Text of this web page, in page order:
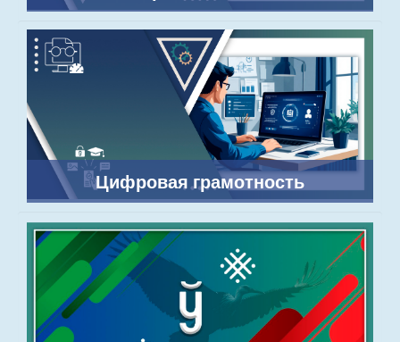
Цифровая грамотность